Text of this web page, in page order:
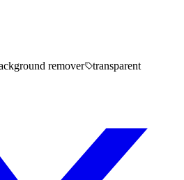
remover
transparent